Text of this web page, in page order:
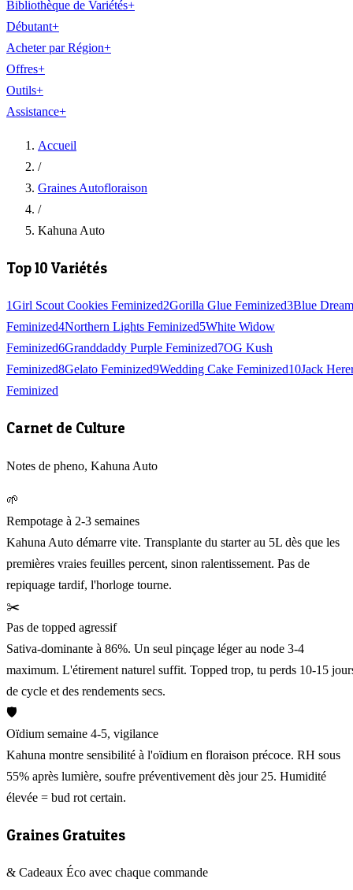
Bibliothèque de Variétés+
Débutant+
Acheter par Région+
Offres+
Outils+
Assistance+
Accueil
/
Graines Autofloraison
/
Kahuna Auto
Top 10 Variétés
1Girl Scout Cookies Feminized2Gorilla Glue Feminized3Blue Dream
Feminized4Northern Lights Feminized5White Widow
Feminized6Granddaddy Purple Feminized7OG Kush
Feminized8Gelato Feminized9Wedding Cake Feminized10Jack
Feminized
Carnet de Culture
Notes de pheno, Kahuna Auto
🌱
Rempotage à 2-3 semaines
Kahuna Auto démarre vite. Transplante du starter au 5L dès que les
premières vraies feuilles percent, sinon ralentissement. Pas de
repiquage tardif, l'horloge tourne.
✂️
Pas de topped agressif
Sativa-dominante à 86%. Un seul pinçage léger au node 3-4
maximum. L'étirement naturel suffit. Topped trop, tu perds 10-15
de cycle et des rendements secs.
🛡️
Oïdium semaine 4-5, vigilance
Kahuna montre sensibilité à l'oïdium en floraison précoce. RH sous
55% après lumière, soufre préventivement dès jour 25. Humidité
élevée = bud rot certain.
Graines Gratuites
& Cadeaux Éco avec chaque commande